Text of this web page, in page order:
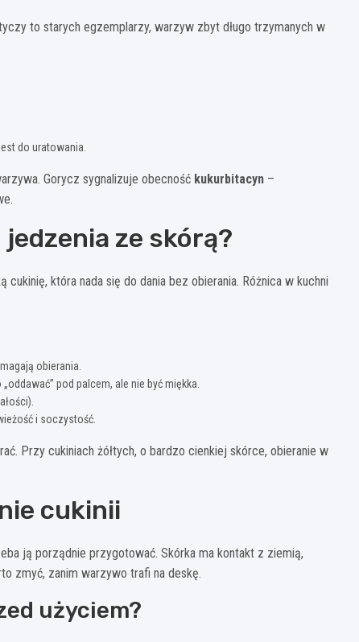
to starych egzemplarzy, warzyw zbyt długo trzymanych w
do uratowania.
Gorycz sygnalizuje obecność kukurbitacyn –
ze skórą?
która nada się do dania bez obierania. Różnica w kuchni
obierania.
pod palcem, ale nie być miękka.
i soczystość.
Przy cukiniach żółtych, o bardzo cienkiej skórce, obieranie w
cukinii
ją porządnie przygotować. Skórka ma kontakt z ziemią,
zmyć, zanim warzywo trafi na deskę.
użyciem?